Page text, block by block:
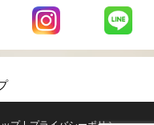
LaniLani
LaniLani